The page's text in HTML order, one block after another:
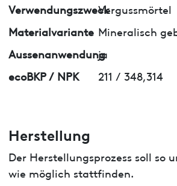
VerwendungszweckVergussmörtel
Materialvariante Mineralisch
Aussenanwendung
ja
ecoBKP / NPK
211 / 348,314
Herstellung
Der Herstellungsprozess soll so
wie möglich stattfinden.